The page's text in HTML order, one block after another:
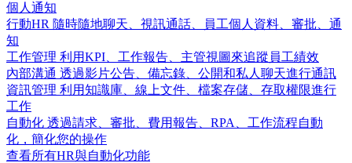
個人通知
行動HR 隨時隨地聊天、視訊通話、員工個人資料、審批、通
知
工作管理 利用KPI、工作報告、主管視圖來追蹤員工績效
內部溝通 透過影片公告、備忘錄、公開和私人聊天進行通訊
資訊管理 利用知識庫、線上文件、檔案存儲、存取權限進行
工作
自動化 透過請求、審批、費用報告、RPA、工作流程自動
化，簡化您的操作
查看所有HR與自動化功能